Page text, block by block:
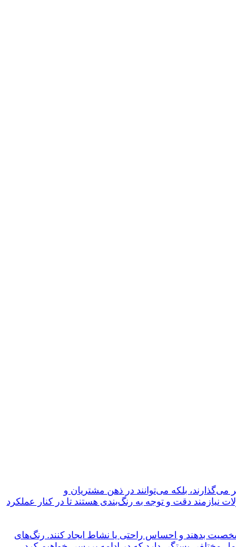
می‌گذارند، بلکه می‌توانند در ذهن مشتریان و
نیازمند دقت و توجه به رنگ‌بندی هستند تا در کنار عملکرد
بدهند و احساس راحتی یا نشاط ایجاد کنند. رنگ‌های